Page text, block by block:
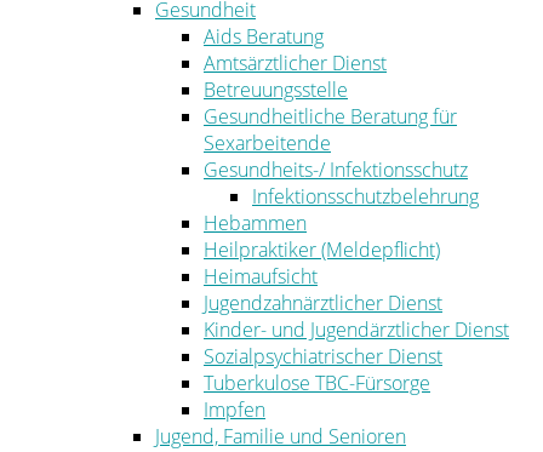
Gesundheit
Aids Beratung
Amtsärztlicher Dienst
Betreuungsstelle
Gesundheitliche Beratung für
Sexarbeitende
Gesundheits-/ Infektionsschutz
Infektionsschutzbelehrung
Hebammen
Heilpraktiker (Meldepflicht)
Heimaufsicht
Jugendzahnärztlicher Dienst
Kinder- und Jugendärztlicher Dienst
Sozialpsychiatrischer Dienst
Tuberkulose TBC-Fürsorge
Impfen
Jugend, Familie und Senioren